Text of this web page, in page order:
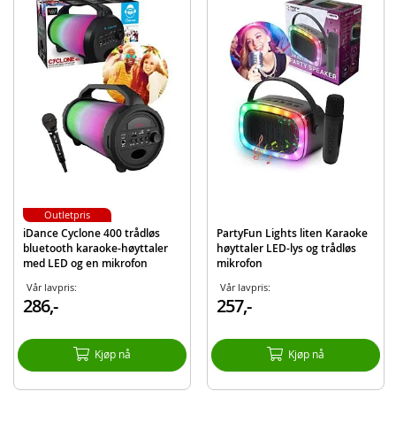
Produktdetaljer
Modell
8717278865324
PartyFun Lights
iDance Cyclone 400 trådløs
bluetooth karaoke-høyttaler
med LED og en mikrofon
Vår lavpris:
286,-
Kjøp nå
Outletpris
PartyFun Lights liten Karaoke
høyttaler LED-lys og trådløs
mikrofon
Vår lavpris:
257,-
Kjøp nå